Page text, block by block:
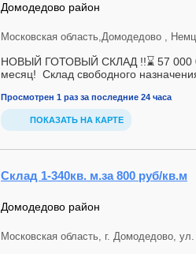
Домодедово район
Московская область,Домодедово ,
НОВЫЙ ГОТОВЫЙ СКЛАД !!⌛️ 57 000
месяц! Склад свободного
Просмотрен 1 раз за последние 24 часа
ПОКАЗАТЬ НА КАРТЕ
Склад 1-340кв. м.за 800 руб/кв.м
Домодедово район
Московская область, г. Домодедово,